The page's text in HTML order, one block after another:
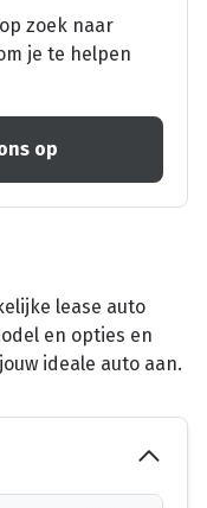
zoek naar
je te helpen
op
lease auto
en opties en
ideale auto aan.